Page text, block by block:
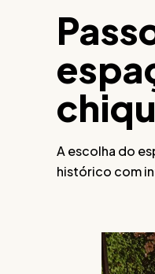
A escolha do
histórico com